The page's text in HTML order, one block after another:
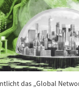
das „Global